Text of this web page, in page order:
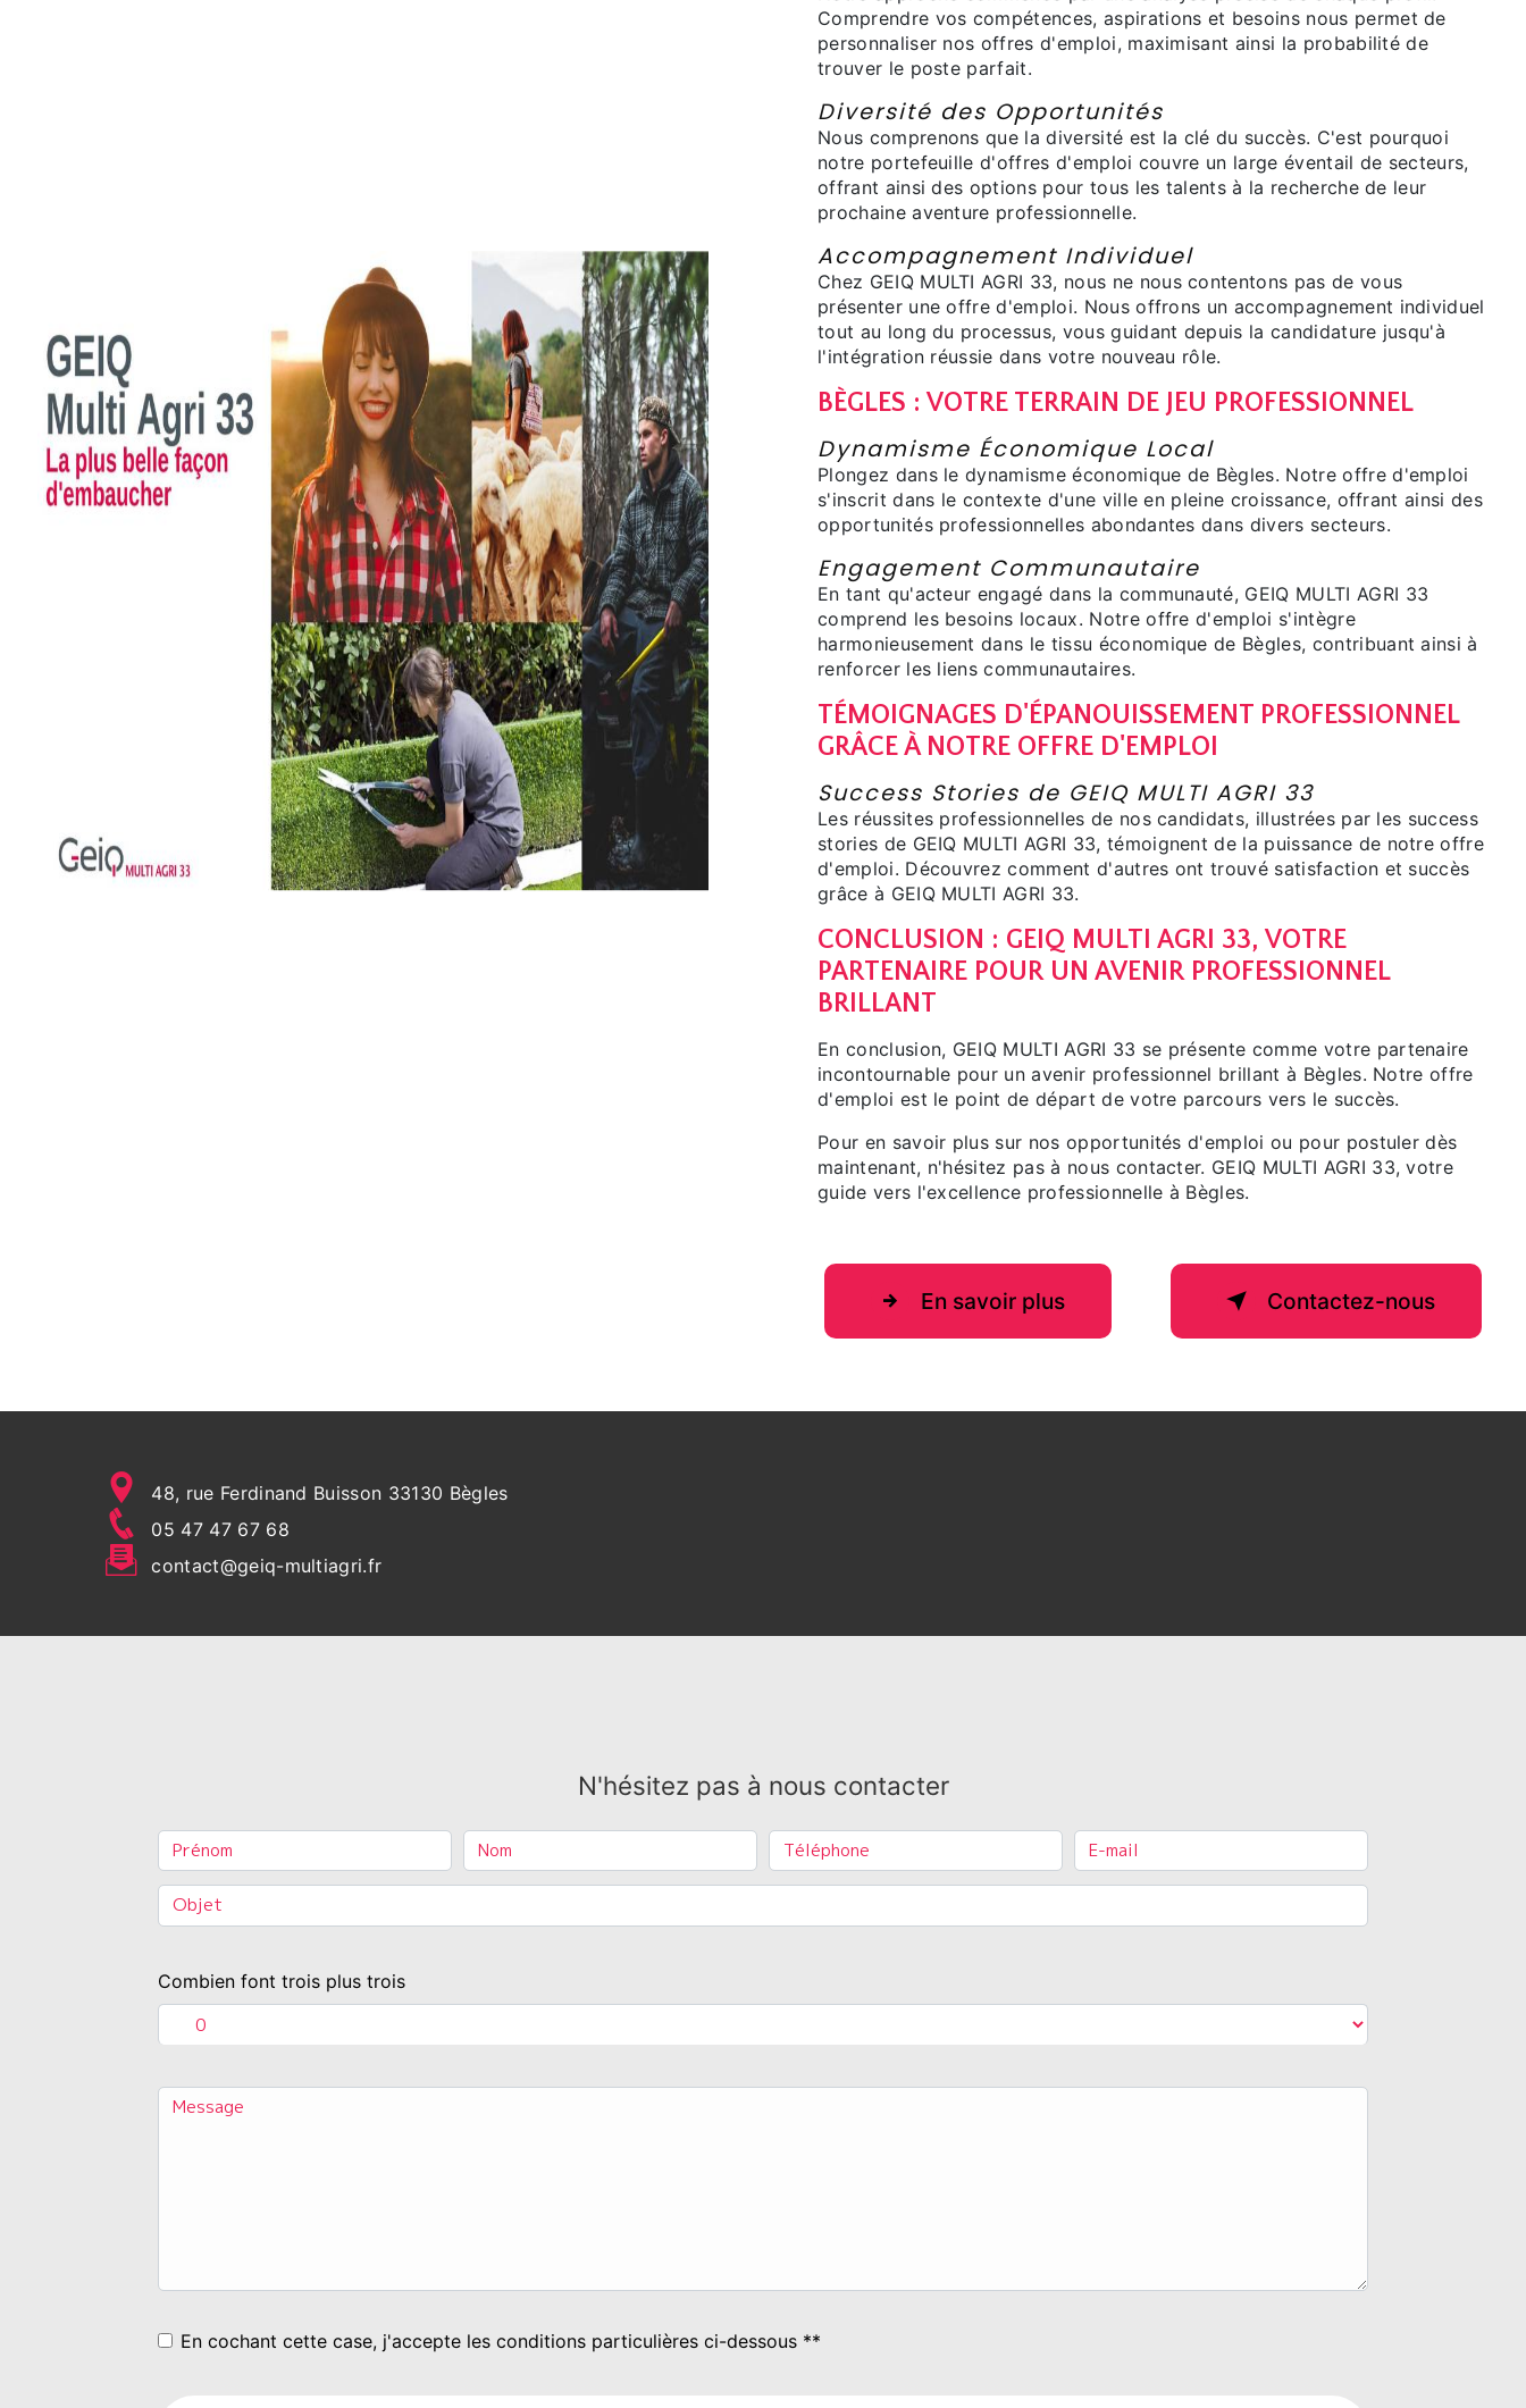
Comprendre vos compétences, aspirations et besoins nous permet de
personnaliser nos offres d'emploi, maximisant ainsi la probabilité de
trouver le poste parfait.
Diversité des Opportunités
Nous comprenons que la diversité est la clé du succès. C'est pourquoi
notre portefeuille d'offres d'emploi couvre un large éventail de secteurs,
offrant ainsi des options pour tous les talents à la recherche de leur
prochaine aventure professionnelle.
Accompagnement Individuel
Chez GEIQ MULTI AGRI 33, nous ne nous contentons pas de vous
présenter une offre d'emploi. Nous offrons un accompagnement individuel
tout au long du processus, vous guidant depuis la candidature jusqu'à
l'intégration réussie dans votre nouveau rôle.
BÈGLES : VOTRE TERRAIN DE JEU PROFESSIONNEL
Dynamisme Économique Local
Plongez dans le dynamisme économique de Bègles. Notre offre d'emploi
s'inscrit dans le contexte d'une ville en pleine croissance, offrant ainsi des
opportunités professionnelles abondantes dans divers secteurs.
Engagement Communautaire
En tant qu'acteur engagé dans la communauté, GEIQ MULTI AGRI 33
comprend les besoins locaux. Notre offre d'emploi s'intègre
harmonieusement dans le tissu économique de Bègles, contribuant ainsi à
renforcer les liens communautaires.
TÉMOIGNAGES D'ÉPANOUISSEMENT PROFESSIONNEL
GRÂCE À NOTRE OFFRE D'EMPLOI
Success Stories de GEIQ MULTI AGRI 33
Les réussites professionnelles de nos candidats, illustrées par les success
stories de GEIQ MULTI AGRI 33, témoignent de la puissance de notre offre
d'emploi. Découvrez comment d'autres ont trouvé satisfaction et succès
grâce à GEIQ MULTI AGRI 33.
CONCLUSION : GEIQ MULTI AGRI 33, VOTRE
PARTENAIRE POUR UN AVENIR PROFESSIONNEL
BRILLANT
En conclusion, GEIQ MULTI AGRI 33 se présente comme votre partenaire
incontournable pour un avenir professionnel brillant à Bègles. Notre offre
d'emploi est le point de départ de votre parcours vers le succès.
Pour en savoir plus sur nos opportunités d'emploi ou pour postuler dès
maintenant, n'hésitez pas à nous contacter. GEIQ MULTI AGRI 33, votre
guide vers l'excellence professionnelle à Bègles.
En savoir plus Contactez-nous
48, rue Ferdinand Buisson 33130 Bègles
05 47 47 67 68
contact@geiq-multiagri.fr
N'hésitez pas à nous contacter
Combien font trois plus trois
En cochant cette case, j'accepte les conditions particulières ci-dessous **